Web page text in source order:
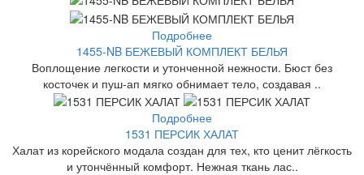
Подробнее
1455-NB БЕЖЕВЫЙ КОМПЛЕКТ БЕЛЬЯ
Воплощение легкости и утонченной нежности. Бюст без
косточек и пуш-ап мягко обнимает тело, создавая ..
Подробнее
1531 ПЕРСИК ХАЛАТ
Халат из корейского модала создан для тех, кто ценит лёгкость
и утончённый комфорт. Нежная ткань лас..